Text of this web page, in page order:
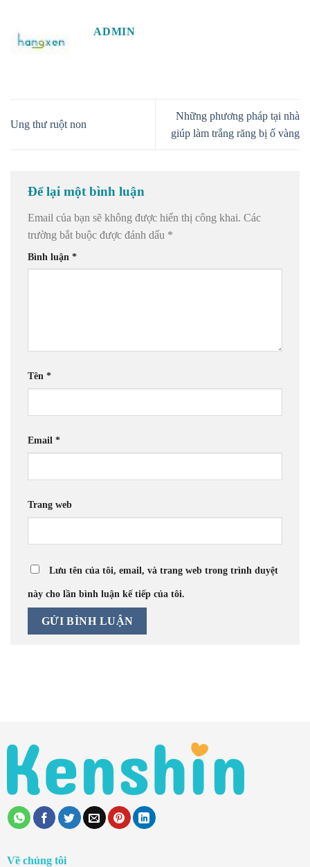
ADMIN
Ung thư ruột non
Những phương pháp tại nhà
giúp làm trắng răng bị ố vàng
Để lại một bình luận
Email của bạn sẽ không được hiển thị công khai. Các
trường bắt buộc được đánh dấu *
Bình luận *
Tên *
Email *
Trang web
Lưu tên của tôi, email, và trang web trong trình duyệt
này cho lần bình luận kế tiếp của tôi.
Về chúng tôi